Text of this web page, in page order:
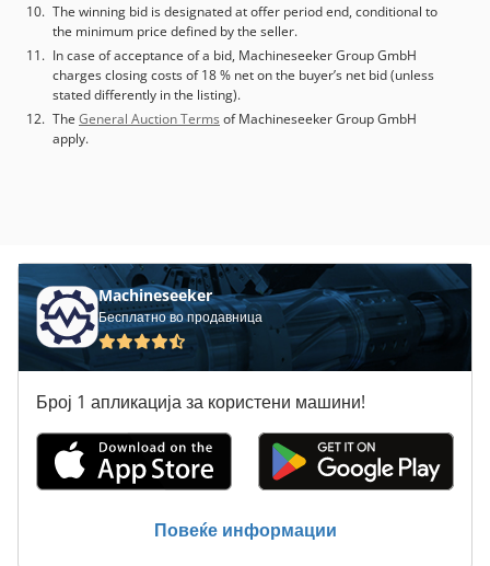
The winning bid is designated at offer period end, conditional to
the minimum price defined by the seller.
In case of acceptance of a bid, Machineseeker Group GmbH
charges closing costs of 18 % net on the buyer’s net bid (unless
stated differently in the listing).
The General Auction Terms of Machineseeker Group GmbH
apply.
Machineseeker
Бесплатно во продавница
Број 1 апликација за користени машини!
Повеќе информации